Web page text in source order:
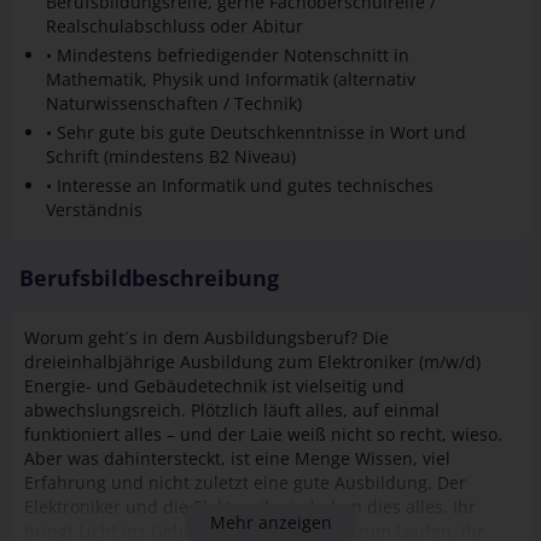
Realschulabschluss oder Abitur
• Mindestens befriedigender Notenschnitt in
Mathematik, Physik und Informatik (alternativ
Naturwissenschaften / Technik)
• Sehr gute bis gute Deutschkenntnisse in Wort und
Schrift (mindestens B2 Niveau)
• Interesse an Informatik und gutes technisches
Verständnis
Berufsbildbeschreibung
Worum geht´s in dem Ausbildungsberuf? Die
dreieinhalbjährige Ausbildung zum Elektroniker (m/w/d)
Energie- und Gebäudetechnik ist vielseitig und
abwechslungsreich. Plötzlich läuft alles, auf einmal
funktioniert alles – und der Laie weiß nicht so recht, wieso.
Aber was dahintersteckt, ist eine Menge Wissen, viel
Erfahrung und nicht zuletzt eine gute Ausbildung. Der
bringt Licht ins Gebäude und den Motor zum Laufen. Ihr
Mehr anzeigen